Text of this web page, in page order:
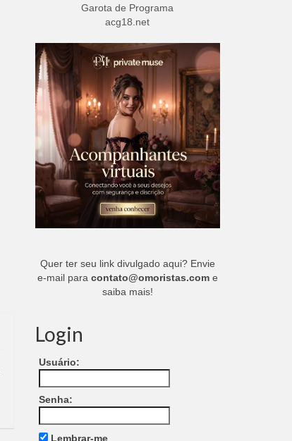
Garota de Programa
acg18.net
Quer ter seu link divulgado aqui? Envie
e-mail para contato@omoristas.come
saiba mais!
Login
Usuário:
Senha:
Lembrar-me